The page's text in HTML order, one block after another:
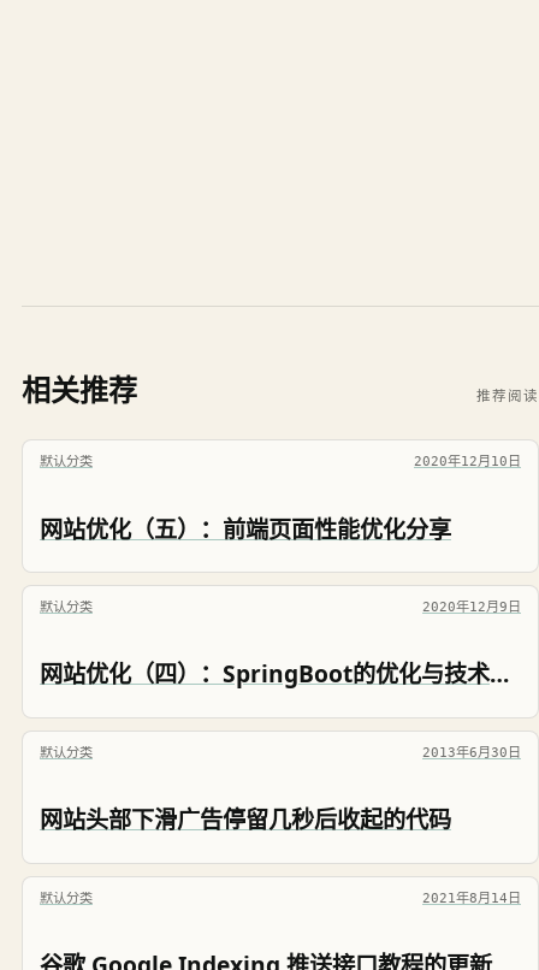
相关推荐 推荐阅读
默认分类 2020年12月10日
网站优化（五）：前端页面性能优化分享
默认分类 2020年12月9日
网站优化（四）：SpringBoot的优化与技术选型
默认分类 2013年6月30日
网站头部下滑广告停留几秒后收起的代码
默认分类 2021年8月14日